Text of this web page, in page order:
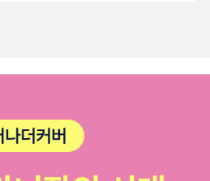
서​진화론, 생물학, 뇌과학, 사회학, 문
도 있지만 종교 나오니 다 무
.도교 등 여타 종교 비교로도 합리화